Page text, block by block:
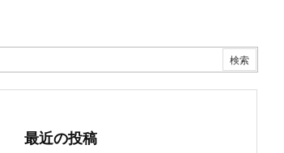
最近の投稿